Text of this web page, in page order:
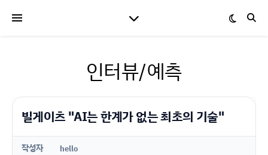
인터뷰/예측
빌게이츠 "AI는 한계가 없는 최초의 기술"
작성자 hello